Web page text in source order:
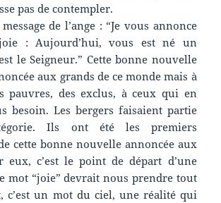
pas de contempler.
de l’ange : “Je vous annonce
: Aujourd’hui, vous est né un
le Seigneur.” Cette bonne nouvelle
aux grands de ce monde mais à
pauvres, des exclus, à ceux qui en
besoin. Les bergers faisaient partie
Ils ont été les premiers
cette bonne nouvelle annoncée aux
eux, c’est le point de départ d’une
mot “joie” devrait nous prendre tout
c’est un mot du ciel, une réalité qui